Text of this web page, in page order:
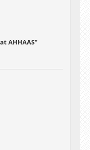
AHHAAS"